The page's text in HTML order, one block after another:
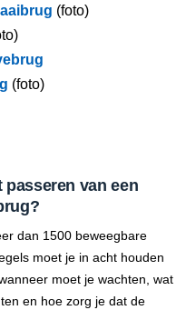
(foto)
(foto)
passeren van een
dan 1500 beweegbare
moet je in acht houden
moet je wachten, wat
en hoe zorg je dat de